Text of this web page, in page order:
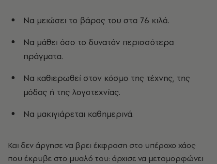
Να μειώσει το βάρος του στα 76 κιλά.
Να μάθει όσο το δυνατόν περισσότερα
πράγματα.
Να καθιερωθεί στον κόσμο της τέχνης, της
μόδας ή της λογοτεχνίας.
Να μακιγιάρεται καθημερινά.
Και δεν άργησε να βρει έκφραση στο υπέροχο χάος
που έκρυβε στο μυαλό του: άρχισε να μεταμορφώνει